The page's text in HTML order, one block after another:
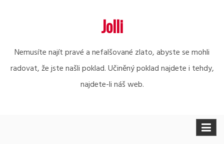
Jolli
Nemusíte najít pravé a nefalšované zlato, abyste se mohli
radovat, že jste našli poklad. Učiněný poklad najdete i tehdy,
najdete-li náš web.